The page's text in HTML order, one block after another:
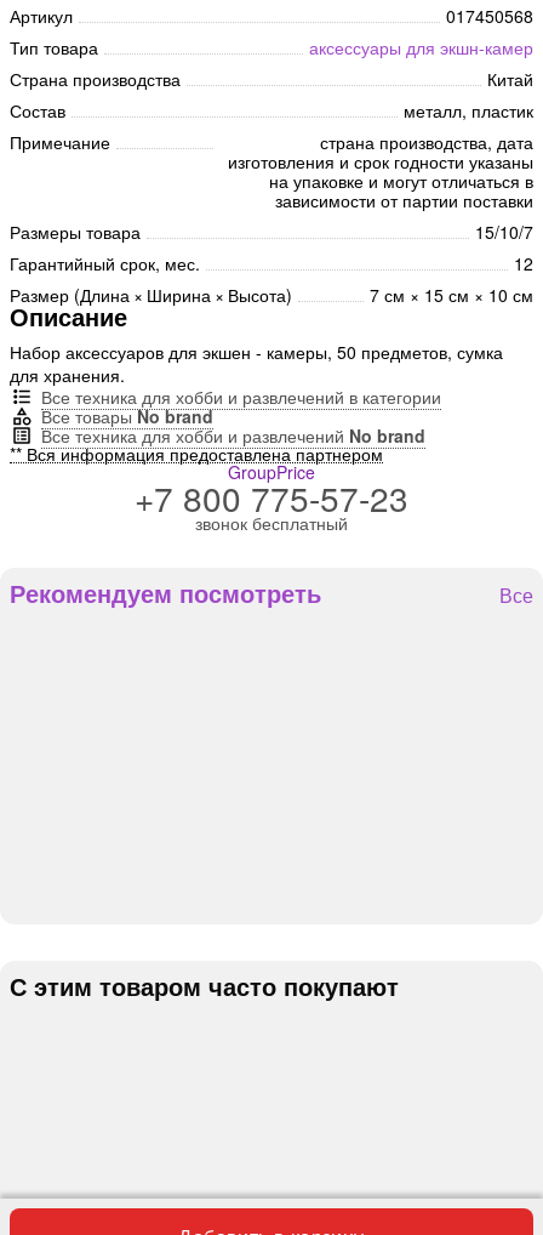
Артикул
017450568
Тип товара
аксессуары для экшн-камер
Страна производства
Китай
Состав
металл, пластик
Примечание
страна производства, дата
изготовления и срок годности указаны
на упаковке и могут отличаться в
зависимости от партии поставки
Размеры товара
15/10/7
Гарантийный срок, мес.
12
Размер (Длина × Ширина × Высота)
7 см × 15 см × 10 см
Описание
Набор аксессуаров для экшен - камеры, 50 предметов, сумка
для хранения.
Все техника для хобби и развлечений в категории
Все товарыNo brand
Все техника для хобби и развлечений No brand
** Вся информация предоставлена партнером
GroupPrice
+7 800 775-57-23
звонок бесплатный
Рекомендуем посмотреть Все
С этим товаром часто покупают